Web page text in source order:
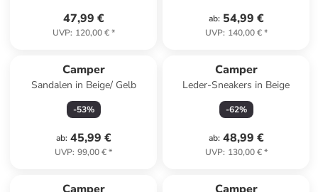
47,99 €
UVP: 120,00 €*
ab: 54,99 €
UVP: 140,00 €*
Camper
Sandalen in Beige/ Gelb
-53%
ab: 45,99 €
UVP: 99,00 €*
Camper
Leder-Sneakers in Beige
-62%
ab: 48,99 €
UVP: 130,00 €*